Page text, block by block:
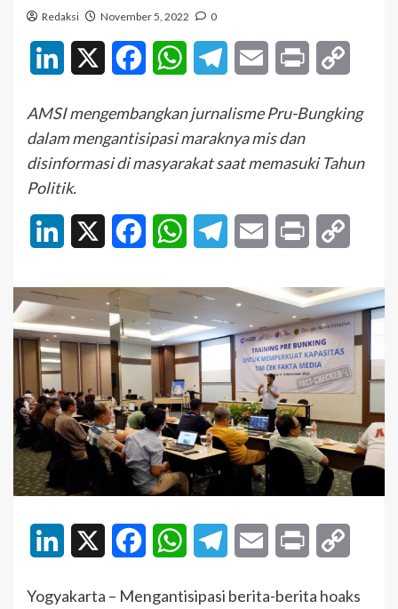
Redaksi November 5, 2022 0
LinkedIn FacebookWhatsAppTelegramEmail Print
AMSI mengembangkan jurnalisme Pru-Bungking
dalam mengantisipasi maraknya mis dan
disinformasi di masyarakat saat memasuki Tahun
Politik.
LinkedIn FacebookWhatsAppTelegramEmail Print
LinkedIn FacebookWhatsAppTelegramEmail Print
Yogyakarta – Mengantisipasi berita-berita hoaks